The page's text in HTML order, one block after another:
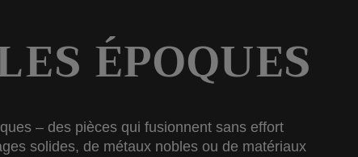
ÉPOQUES
– des pièces qui fusionnent sans effort
solides, de métaux nobles ou de matériaux